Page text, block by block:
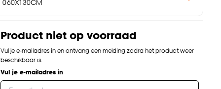
060X130CM
Product niet op voorraad
Vul je e-mailadres in en ontvang een melding zodra het product weer
beschikbaar is.
Vul je e-mailadres in